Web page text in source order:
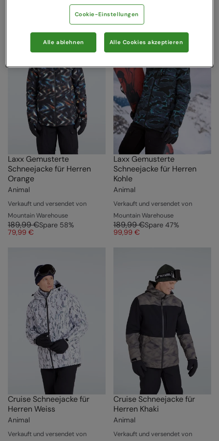
Laxx Gemusterte
Schneejacke für Herren
Orange
Animal
Verkauft und versendet von
Mountain Warehouse
189,99 €Spare 58%
79,99 €
Laxx Gemusterte
Schneejacke für Herren
Kohle
Animal
Verkauft und versendet von
Mountain Warehouse
189,99 €Spare 47%
99,99 €
Cruise Schneejacke für
Herren Weiss
Animal
Verkauft und versendet von
Cruise Schneejacke für
Herren Khaki
Animal
Verkauft und versendet von
Cookie-Einstellungen
Alle ablehnen Alle Cookies akzeptieren